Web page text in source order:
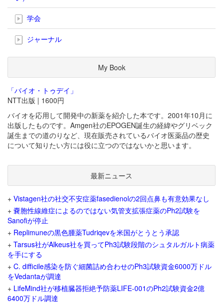
学会
ジャーナル
My Book
「バイオ・トゥデイ」
NTT出版 | 1600円
バイオを応用して開発中の新薬を紹介した本です。2001年10月に
出版したものです。Amgen社のEPOGEN誕生の経緯やグリベック
誕生までの道のりなど、現在販売されているバイオ医薬品の歴史
について知りたい方には役に立つのではないかと思います。
最新ニュース
+ Vistagen社の社交不安症薬fasedienolの2回点鼻も有意効果なし
+ 嚢胞性線維症によるのではない気管支拡張症薬のPh2試験を
Sanofiが停止
+ Replimuneの黒色腫薬Tudriqevを米国がとうとう承認
+ Tarsus社がAlkeus社を買ってPh3試験段階のシュタルガルト病薬
を手にする
+ C. difficile感染を防ぐ細菌詰め合わせのPh3試験資金6000万ドル
をVedantaが調達
+ LifeMind社が移植臓器拒絶予防薬LIFE-001のPh2試験資金2億
6400万ドル調達